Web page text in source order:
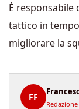
È responsabile
tattico in
migliorare la
FF